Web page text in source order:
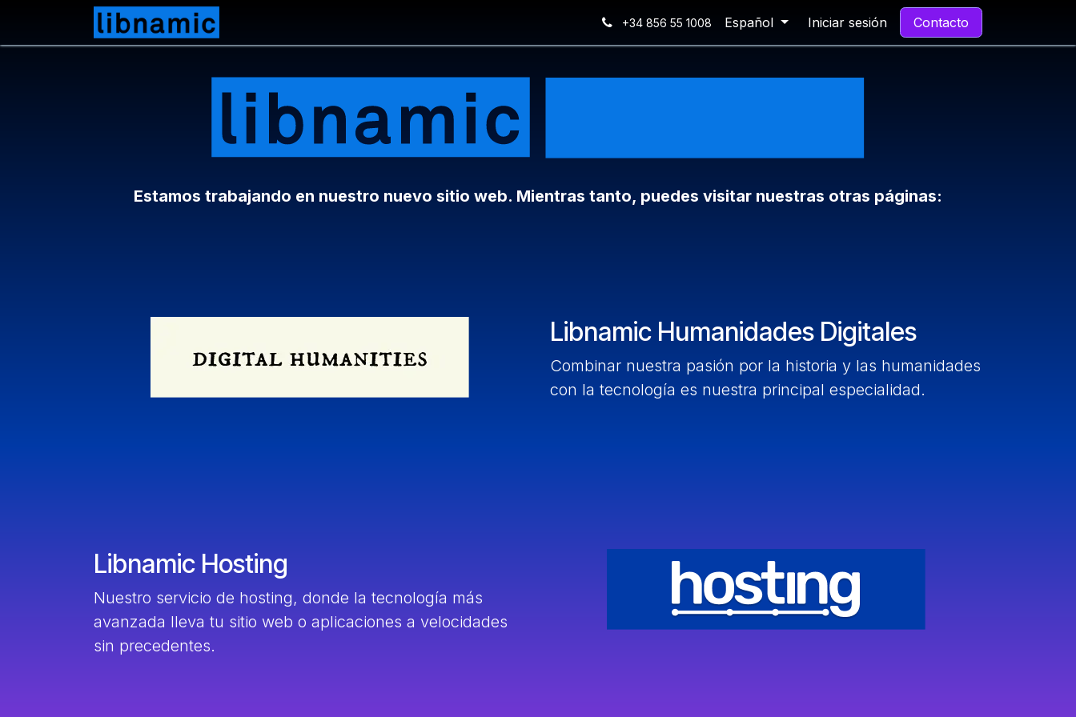
+34 856 55 1008 Español Iniciar sesión Contacto
Estamos trabajando en nuestro nuevo sitio web. Mientras tanto, puedes visitar nuestras otras páginas:
Libnamic Humanidades Digitales
Combinar nuestra pasión por la historia y las humanidades
con la tecnología es nuestra principal especialidad.
Libnamic Hosting
Nuestro servicio de hosting, donde la tecnología más
avanzada lleva tu sitio web o aplicaciones a velocidades
sin precedentes.